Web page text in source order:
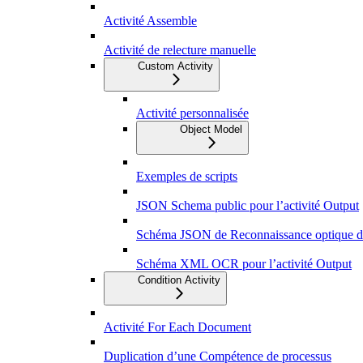
Activité Assemble
Activité de relecture manuelle
Custom Activity
Activité personnalisée
Object Model
Exemples de scripts
JSON Schema public pour l’activité Output
Schéma JSON de Reconnaissance optique
Schéma XML OCR pour l’activité Output
Condition Activity
Activité For Each Document
Duplication d’une Compétence de processus